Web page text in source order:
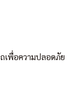
เพื่อความปลอดภัย